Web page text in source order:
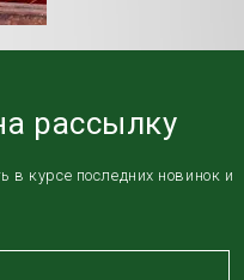
рассылку
в курсе последних новинок и